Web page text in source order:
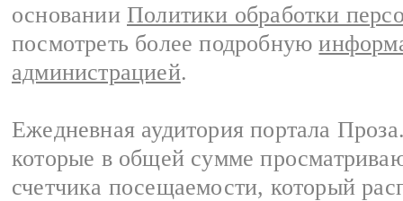
основании Политики обработки
посмотреть более подробную
администрацией.
Ежедневная аудитория портала
которые в общей сумме
счетчика посещаемости, который